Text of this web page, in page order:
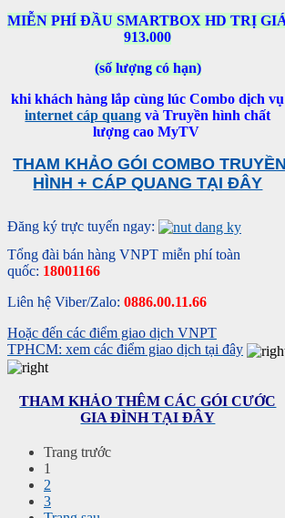
MIỄN PHÍ ĐẦU SMARTBOX HD TRỊ
913.000
(số lượng có hạn)
khi khách hàng lắp cùng lúc Combo dịch vụ
internet cáp quang và Truyền hình chất
lượng cao MyTV
THAM KHẢO GÓI COMBO TRUYỀN
HÌNH + CÁP QUANG TẠI ĐÂY
Đăng ký trực tuyến ngay:
Tổng đài bán hàng VNPT miễn phí toàn
quốc: 18001166
Liên hệ Viber/Zalo: 0886.00.11.66
Hoặc đến các điểm giao dịch VNPT
TPHCM: xem các điểm giao dịch tại đây
THAM KHẢO THÊM CÁC GÓI CƯỚC
GIA ĐÌNH TẠI ĐÂY
Trang trước
1
2
3